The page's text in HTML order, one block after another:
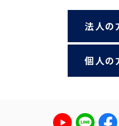
法人の
個人の